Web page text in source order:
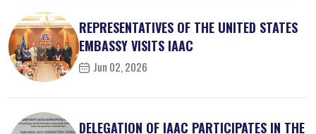
REPRESENTATIVES OF THE UNITED STATES
EMBASSY VISITS IAAC
Jun 02, 2026
DELEGATION OF IAAC PARTICIPATES IN THE